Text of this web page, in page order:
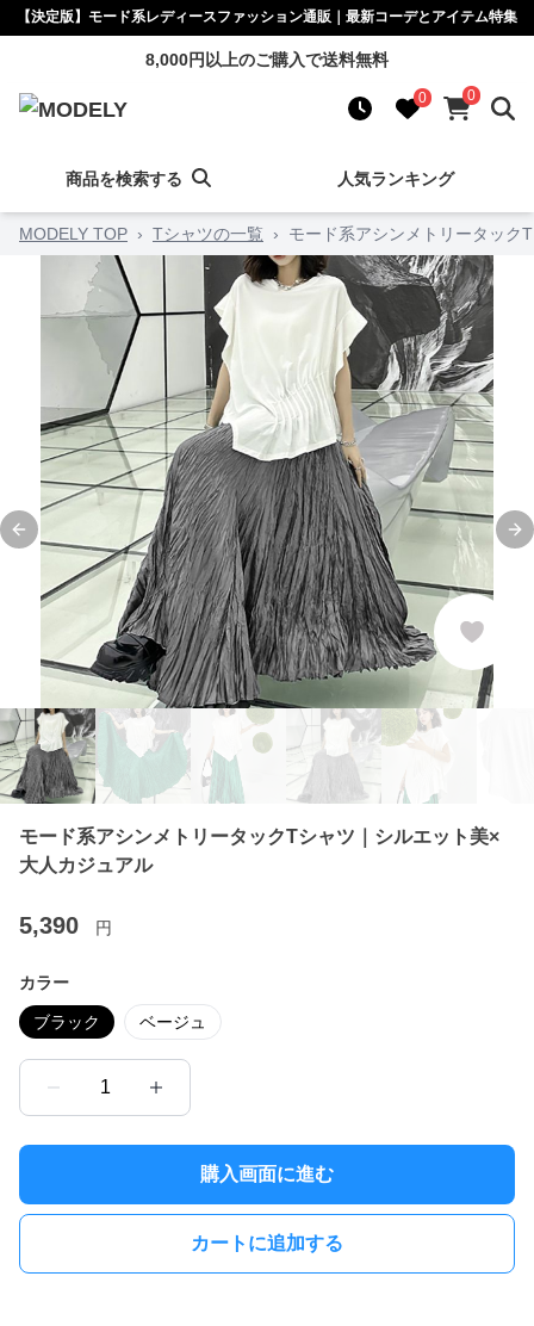
【決定版】モード系レディースファッション通販｜最新コーデとアイテム特集
8,000円以上のご購入で送料無料
0 0
商品を検索する 人気ランキング
MODELY TOP › Tシャツの一覧 › モード系アシンメトリータック
Previous slide
モード系アシンメトリータックTシャツ｜シルエット美×
大人カジュアル
5,390 円
カラー
ブラック ベージュ
1
購入画面に進む
カートに追加する